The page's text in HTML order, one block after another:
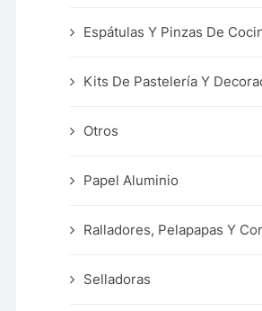
Espátulas Y Pinzas De
Kits De Pastelería Y
Otros
Papel Aluminio
Ralladores, Pelapapas Y
Selladoras